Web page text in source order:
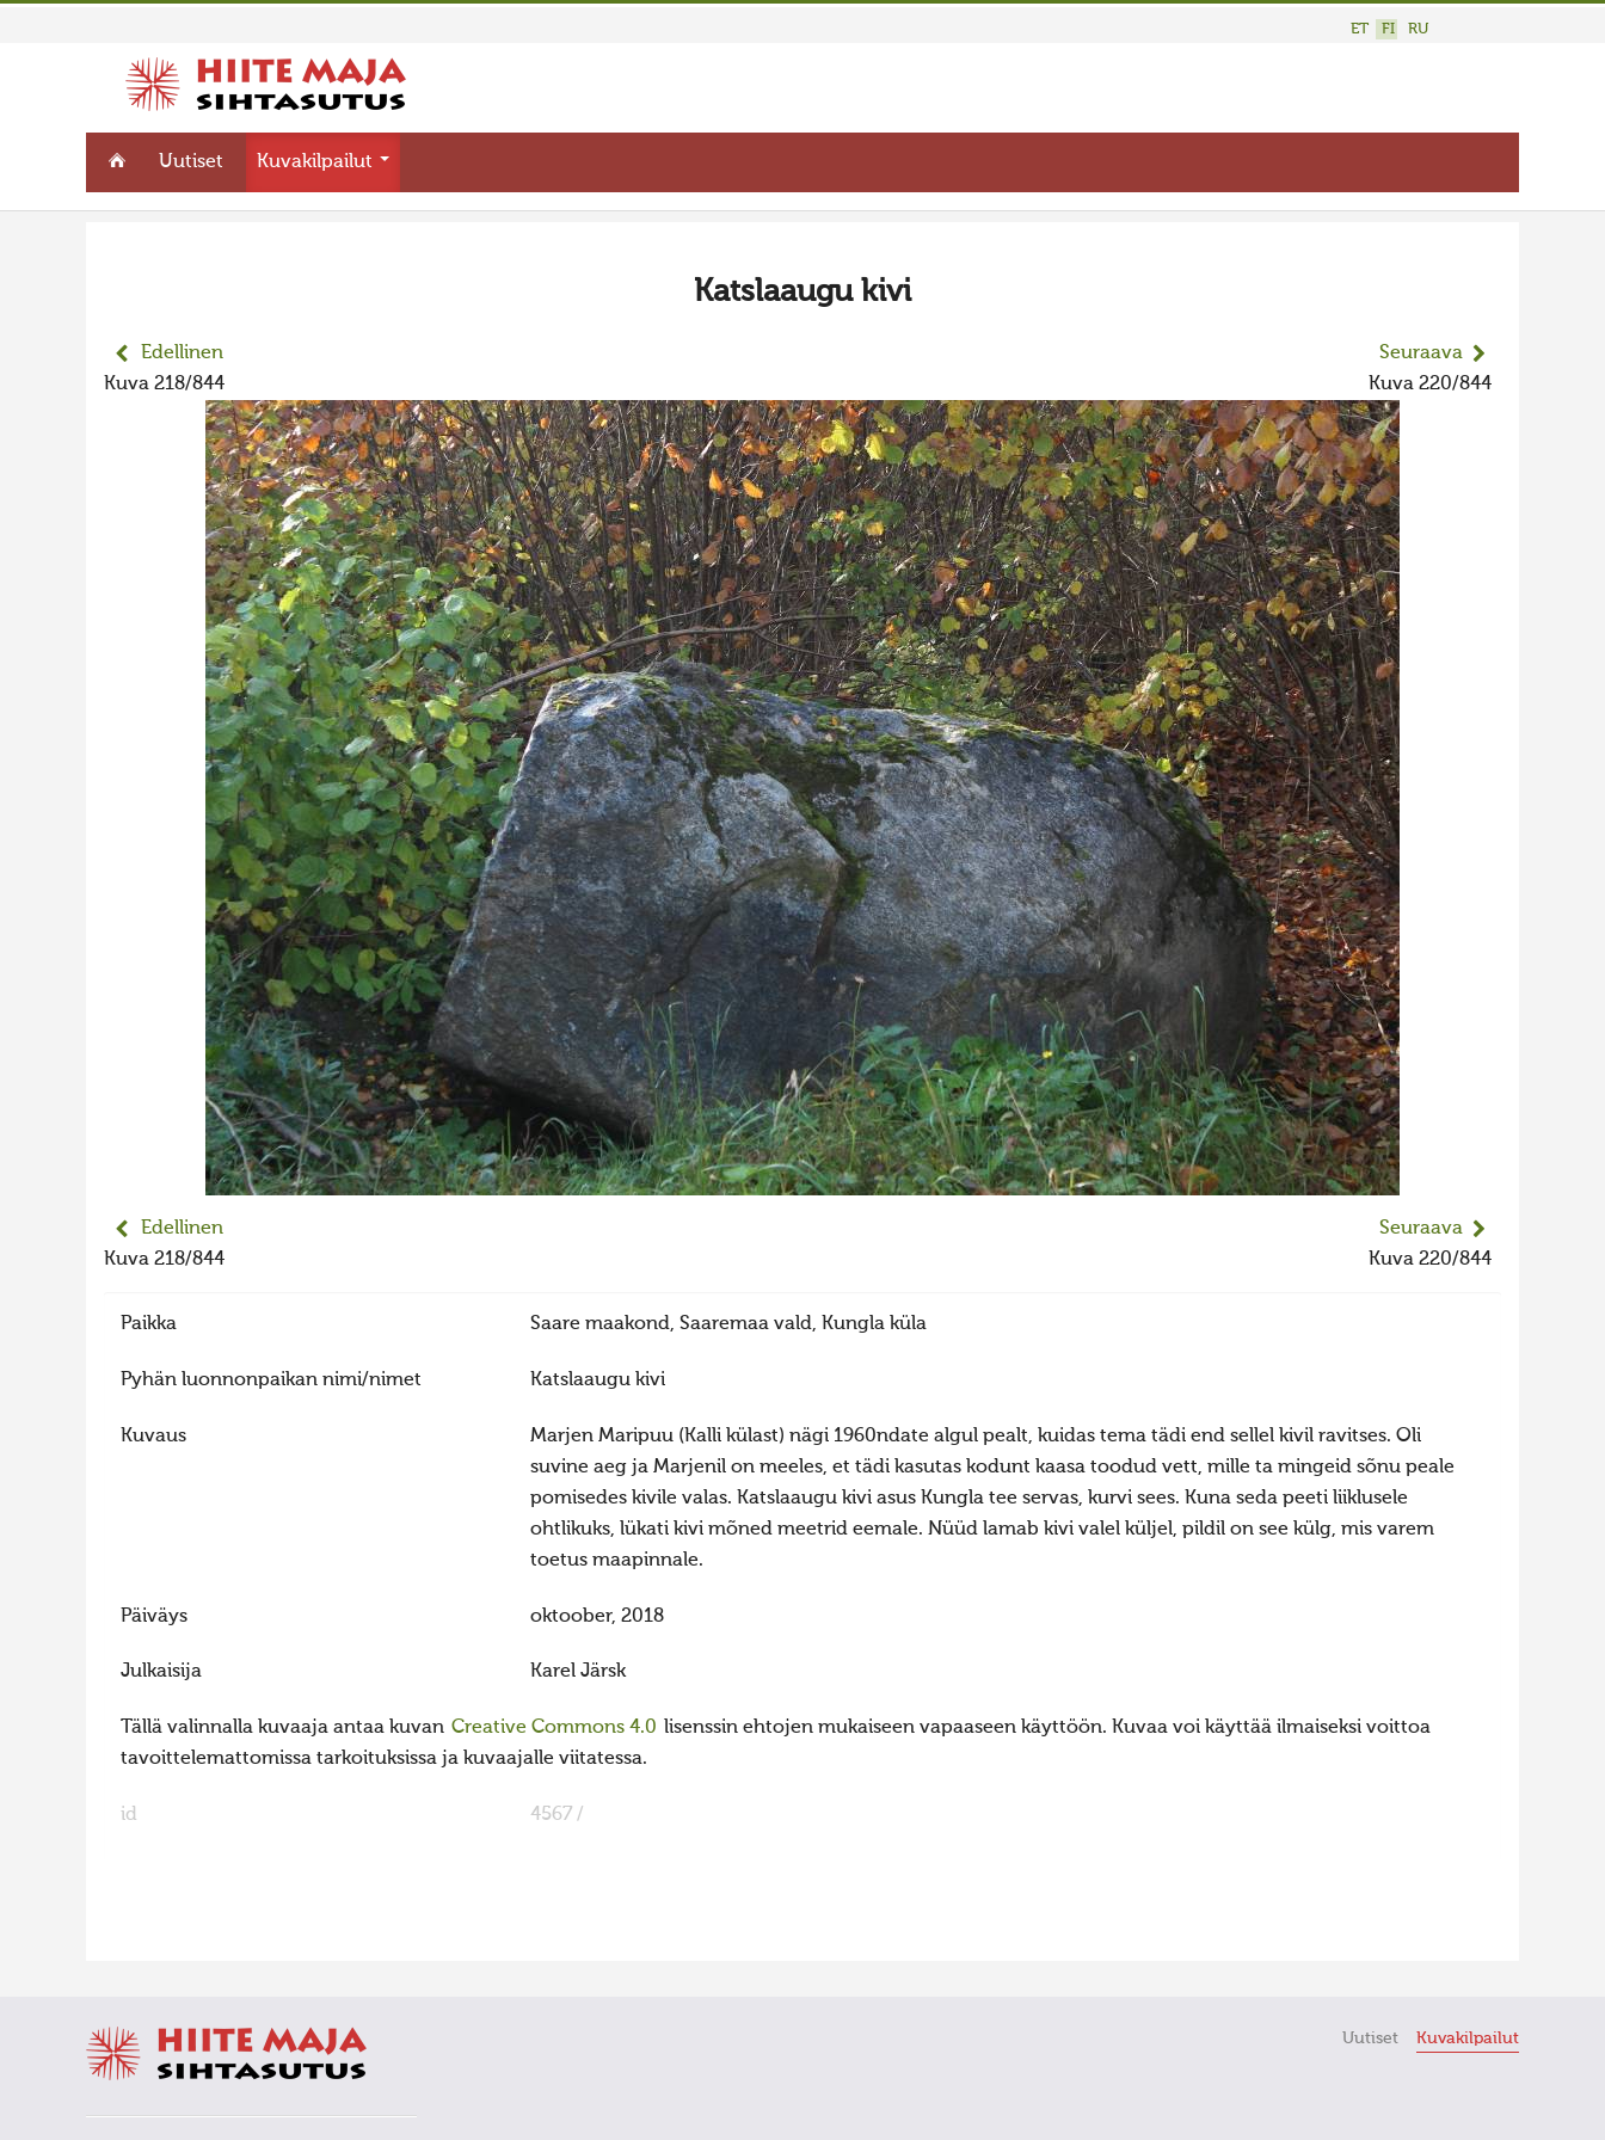
ET FI RU
Uutiset Kuvakilpailut
Katslaaugu kivi
Edellinen
Kuva 218/844
Seuraava
Kuva 220/844
Edellinen
Kuva 218/844
Seuraava
Kuva 220/844
Paikka Saare maakond, Saaremaa vald, Kungla küla
Pyhän luonnonpaikan nimi/nimet Katslaaugu kivi
Kuvaus
Marjen Maripuu (Kalli külast) nägi 1960ndate algul pealt, kuidas tema tädi end sellel kivil ravitses. Oli
suvine aeg ja Marjenil on meeles, et tädi kasutas kodunt kaasa toodud vett, mille ta mingeid sõnu peale
pomisedes kivile valas. Katslaaugu kivi asus Kungla tee servas, kurvi sees. Kuna seda peeti liiklusele
ohtlikuks, lükati kivi mõned meetrid eemale. Nüüd lamab kivi valel küljel, pildil on see külg, mis varem
toetus maapinnale.
Päiväys oktoober, 2018
Julkaisija Karel Järsk
Tällä valinnalla kuvaaja antaa kuvan Creative Commons 4.0 lisenssin ehtojen mukaiseen vapaaseen käyttöön. Kuvaa voi käyttää ilmaiseksi voittoa
tavoittelemattomissa tarkoituksissa ja kuvaajalle viitatessa.
id 4567 /
Uutiset Kuvakilpailut